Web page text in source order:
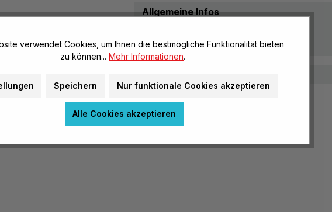
Allgemeine Infos
Marke:
verwendet Cookies, um Ihnen die bestmögliche Funktionalität bieten
zu können... Mehr Informationen.
Speichern Nur funktionale Cookies akzeptieren
Alle Cookies akzeptieren